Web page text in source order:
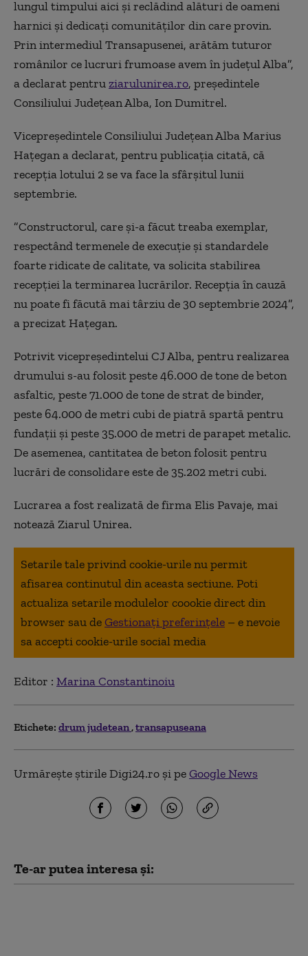
lungul timpului aici şi reclădind alături de oameni
harnici şi dedicaţi comunităţilor din care provin.
Prin intermediul Transapusenei, arătăm tuturor
românilor ce lucruri frumoase avem în judeţul Alba”,
a declarat pentruziarulunirea.ro, preşedintele
Consiliului Judeţean Alba, Ion Dumitrel.
Vicepreşedintele Consiliului Judeţean Alba Marius
Haţegan a declarat, pentru publicaţia citată, că
recepţia lotului 2 se va face la sfârşitul lunii
septembrie.
”Constructorul, care şi-a făcut treaba exemplar,
respectând termenele de execuţie şi standardele
foarte ridicate de calitate, va solicita stabilirea
recepţiei la terminarea lucrărilor. Recepţia în cauză
nu poate fi făcută mai târziu de 30 septembrie 2024”,
a precizat Haţegan.
Potrivit vicepreşedintelui CJ Alba, pentru realizarea
drumului s-au folosit peste 46.000 de tone de beton
asfaltic, peste 71.000 de tone de strat de binder,
peste 64.000 de metri cubi de piatră spartă pentru
fundaţii şi peste 35.000 de metri de parapet metalic.
De asemenea, cantitatea de beton folosit pentru
lucrări de consolidare este de 35.202 metri cubi.
Lucrarea a fost realizată de firma Elis Pavaje, mai
notează Ziarul Unirea.
Setarile tale privind cookie-urile nu permit
afisarea continutul din aceasta sectiune. Poti
actualiza setarile modulelor coookie direct din
browser sau deGestionați preferințele – e nevoie
sa accepti cookie-urile social media
Editor : Marina Constantinoiu
Etichete: drum judetean transapuseana
Urmărește știrile Digi24.ro și peGoogle News
Te-ar putea interesa și: